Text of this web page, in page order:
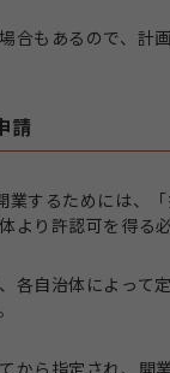
合もあるので、計
請
業するためには、
より許認可を得る
各自治体によって